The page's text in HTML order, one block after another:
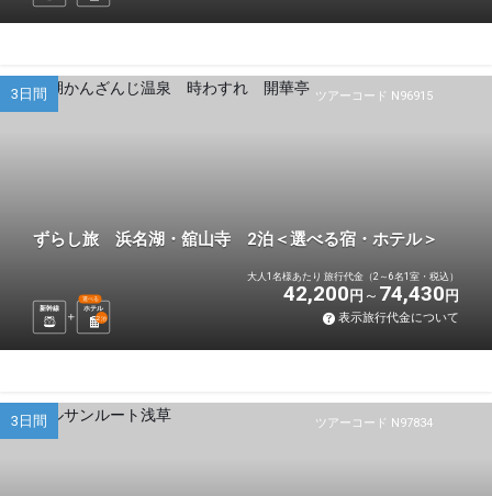
ツアーコード N96915
3日間
ずらし旅 浜名湖・舘山寺 2泊＜選べる宿・ホテル＞
新幹線 ホテル
選べる
2泊
大人1名様あたり 旅行代金（2～6名1室・税込）
42,200 円 74,430 円
表示旅行代金について
ツアーコード N97834
3日間